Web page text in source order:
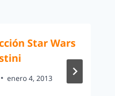
Star Wars
enero 4, 2013